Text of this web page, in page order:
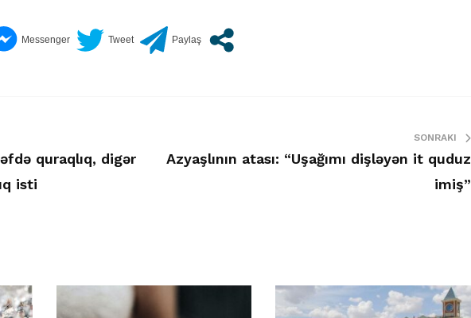
quraqlıq, digər
isti
SONRAKI
Azyaşlının atası: “Uşağımı dişləyən it quduz
imiş”